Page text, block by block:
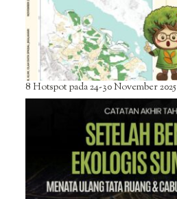
8 Hotspot pada 24-30 November 2025